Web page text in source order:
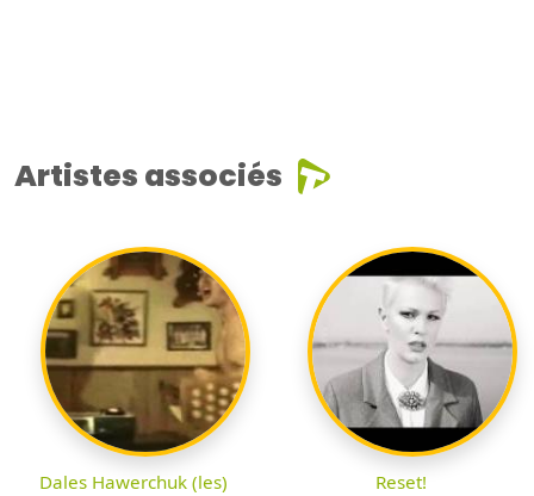
Artistes associés
Dales Hawerchuk (les) Reset!